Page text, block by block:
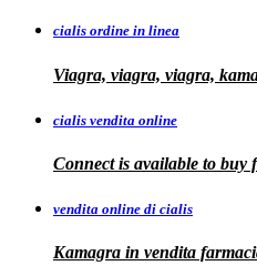
cialis ordine in linea
Viagra, viagra, viagra,
cialis vendita online
Connect is available to buy
vendita online di cialis
Kamagra in vendita